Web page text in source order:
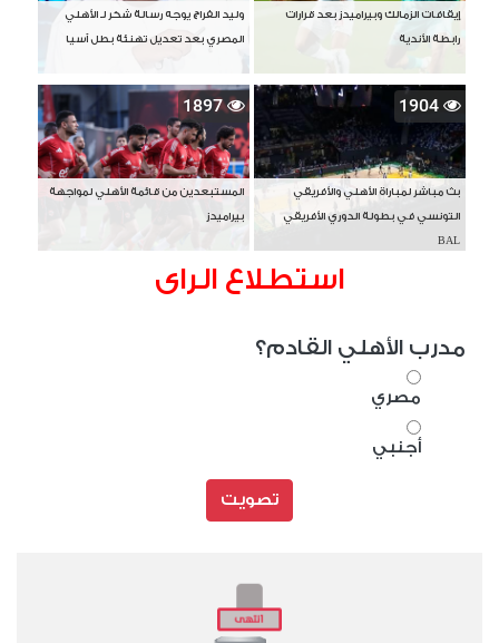
إيقافات الزمالك وبيراميدز بعد قرارات
رابطة الأندية
وليد الفراج يوجه رسالة شكر لـ الأهلي
المصري بعد تعديل تهنئة بطل آسيا
1904
بث مباشر لمباراة الأهلي والأفريقي
التونسي في بطولة الدوري الأفريقي
BAL
1897
المستبعدين من قائمة الأهلي لمواجهة
بيراميدز
استطلاع الراى
مدرب الأهلي القادم؟
مصري
أجنبي
تصويت